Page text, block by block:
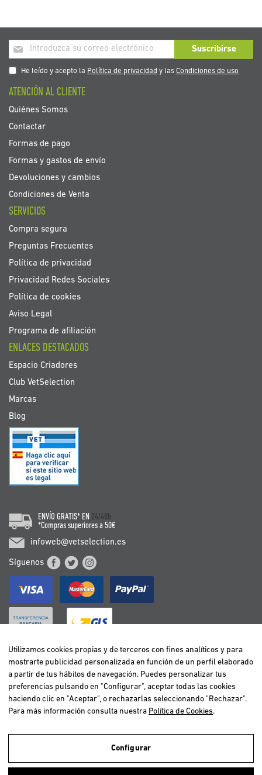
Utilizamos cookies propias y de terceros para realizar el análisis de la
Inscríbase
a
nuestro
de
noticias:
Suscribirse
He leído y acepto la Política de privacidad y lasCondiciones de uso
ATENCIÓN AL CLIENTE
Quiénes Somos
Contactar
Formas de pago
Formas y gastos de envío
Devoluciones y cambios
Condiciones de Venta
SERVICIOS
Compra segura
Preguntas Frecuentes
Política de privacidad
Privacidad Redes Sociales
Política de cookies
Aviso Legal
Programa de afiliación
ENLACES DESTACADOS
Espacio Criadores
Club VetSelection
Marcas
Blog
ENVÍO GRATIS* EN 24/48h
*Compras superiores a 50€
infoweb@vetselection.es
Síguenos
BELGIË / BELGIQUE
DEUTSCHLAND
ESPAÑA
FRANCE
ITALIA
NEDERLAND
ÖSTERREICH
Utilizamos cookies propias y de terceros con fines analíticos y para
mostrarte publicidad personalizada en función de un perfil elaborado
a partir de tus hábitos de navegación. Puedes personalizar tus
preferencias pulsando en "Configurar", aceptar todas las cookies
haciendo clic en "Aceptar", o rechazarlas seleccionando "Rechazar".
Para más información consulta nuestra Política de Cookies.
Configurar